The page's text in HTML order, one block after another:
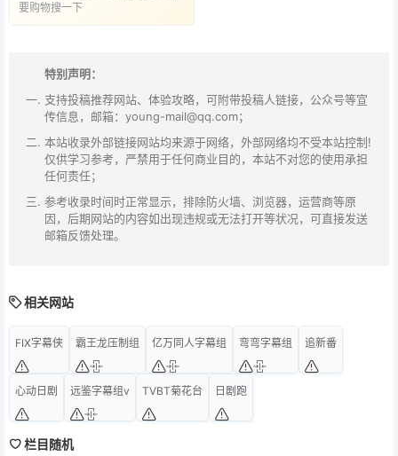
要购物搜一下
特别声明：
支持投稿推荐网站、体验攻略，可附带投稿人链接，公众号等宣
传信息，邮箱：young-mail@qq.com；
本站收录外部链接网站均来源于网络，外部网络均不受本站控制!
仅供学习参考，严禁用于任何商业目的，本站不对您的使用承担
任何责任；
参考收录时间时正常显示，排除防火墙、浏览器，运营商等原
因，后期网站的内容如出现违规或无法打开等状况，可直接发送
邮箱反馈处理。
相关网站
FIX字幕侠 霸王龙压制组 亿万同人字幕组 弯弯字幕组 追新番
心动日剧 远鉴字幕组v TVBT菊花台 日剧跑
栏目随机